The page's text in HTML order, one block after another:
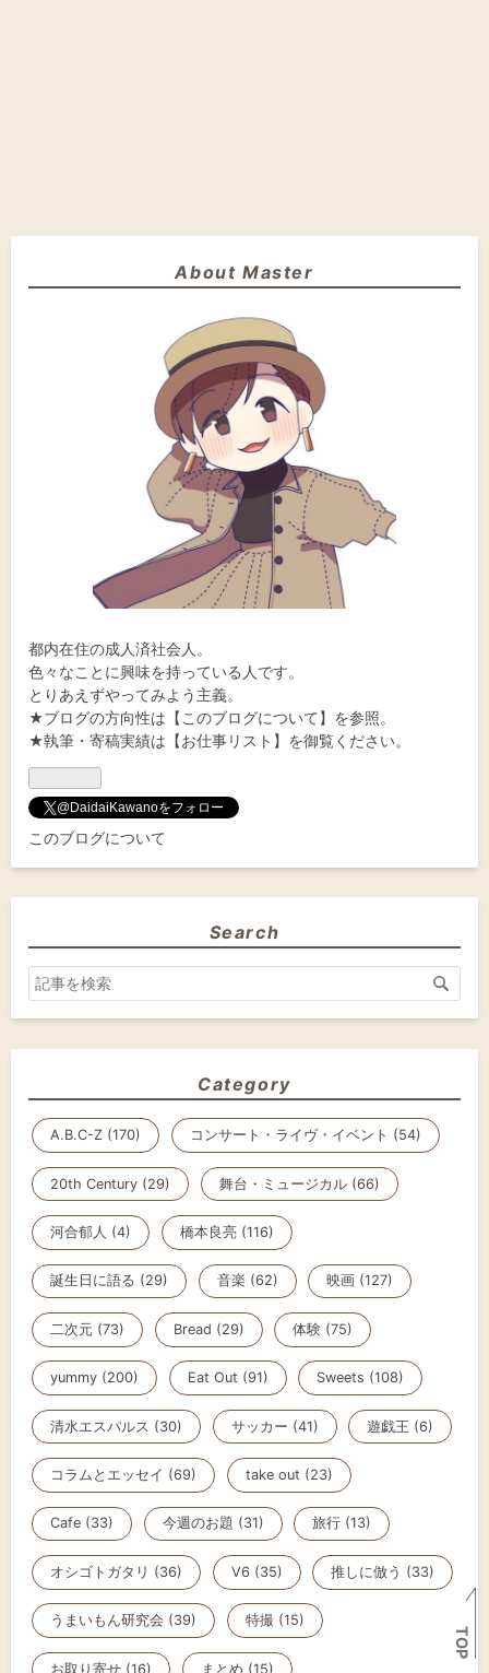
About Master
都内在住の成人済社会人。
色々なことに興味を持っている人です。
とりあえずやってみよう主義。
★ブログの方向性は【 このブログについて 】を参照。
★執筆・寄稿実績は 【お仕事リスト】 を御覧ください。
@DaidaiKawanoをフォロー
このブログについて
Search
Category
A.B.C-Z (170) コンサート・ライヴ・イベント (54)
20th Century (29) 舞台・ミュージカル (66)
河合郁人 (4) 橋本良亮 (116)
誕生日に語る (29) 音楽 (62) 映画 (127)
二次元 (73) Bread (29) 体験 (75)
yummy (200) Eat Out (91) Sweets (108)
清水エスパルス (30) サッカー (41) 遊戯王 (6)
コラムとエッセイ (69) take out (23)
Cafe (33) 今週のお題 (31) 旅行 (13)
オシゴトガタリ (36) V6 (35) 推しに倣う (33)
うまいもん研究会 (39) 特撮 (15)
お取り寄せ (16) まとめ (15)
TOP